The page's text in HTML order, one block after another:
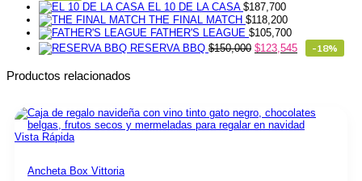
EL 10 DE LA CASA $187,700
THE FINAL MATCH $118,200
FATHER'S LEAGUE $105,700
RESERVA BBQ $150,000 $123,545 -18%
Productos relacionados
Vista Rápida
Ancheta Box Vittoria